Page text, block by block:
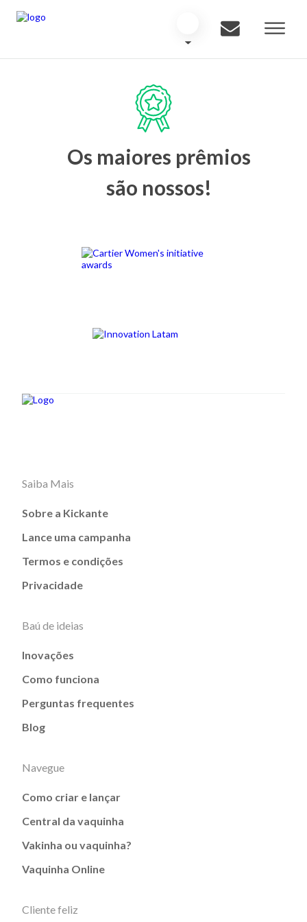
Os maiores prêmios
são nossos!
Saiba Mais
Sobre a Kickante
Lance uma campanha
Termos e condições
Privacidade
Baú de ideias
Inovações
Como funciona
Perguntas frequentes
Blog
Navegue
Como criar e lançar
Central da vaquinha
Vakinha ou vaquinha?
Vaquinha Online
Cliente feliz